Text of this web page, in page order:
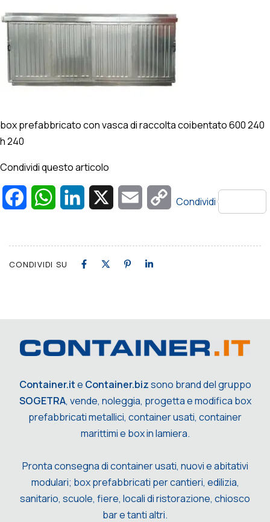
box prefabbricato con vasca di raccolta coibentato 600 240
h 240
Condividi questo articolo
FacebookWhatsAppLinkedIn Email
Copy
Condividi
CONDIVIDI SU
Container.ite Container.bizsono brand del gruppo
SOGETRA, vende, noleggia, progetta e modifica box
prefabbricati metallici, container usati, container
marittimi e box in lamiera.
Pronta consegna di container usati, nuovi e abitativi
modulari; box prefabbricati per cantieri, edilizia,
sanitario, scuole, fiere, locali di ristorazione, chiosco
bar e tanti altri.